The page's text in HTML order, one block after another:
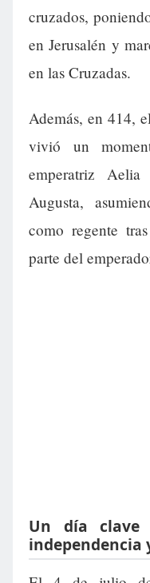
cruzados,
en Jerusalén y
en las Cruzadas.
Además, en 414,
vivió un
emperatriz Aelia
Augusta,
como regente
parte del
Un día
independencia